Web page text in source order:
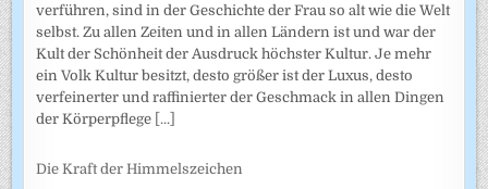
verführen, sind in der Geschichte der Frau so alt wie die Welt
selbst. Zu allen Zeiten und in allen Ländern ist und war der
Kult der Schönheit der Ausdruck höchster Kultur. Je mehr
ein Volk Kultur besitzt, desto größer ist der Luxus, desto
verfeinerter und raffinierter der Geschmack in allen Dingen
der Körperpflege [...]
Die Kraft der Himmelszeichen